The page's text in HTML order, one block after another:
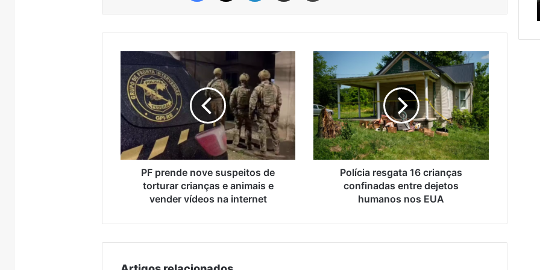
prende
nove
suspeitos
de
torturar
crianças
e
animais
vender
PF prende nove suspeitos de
torturar crianças e animais e
vender vídeos na internet
Polícia
resgata
16
crianças
confinadas
entre
dejetos
humanos
nos
Polícia resgata 16 crianças
confinadas entre dejetos
humanos nos EUA
das
do
Brasil
manutenção